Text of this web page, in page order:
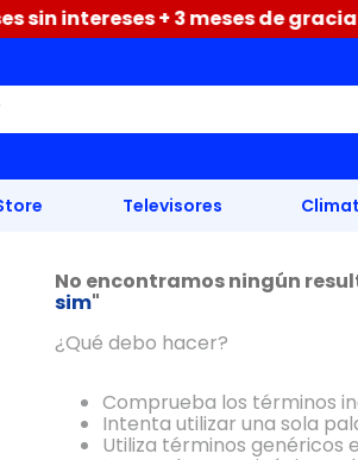
intereses + 3 meses de gracia
Televisores
No encontramos ningún
sim"
¿Qué debo hacer?
Comprueba los términos
Intenta utilizar una sola
Utiliza términos genéricos